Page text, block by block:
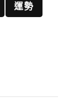
運勢